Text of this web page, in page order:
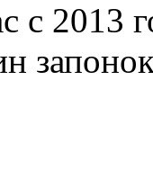
с 2013